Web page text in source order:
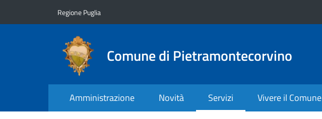
Regione Puglia
Comune di Pietramontecorvino
Amministrazione Novità Servizi Vivere il Comune